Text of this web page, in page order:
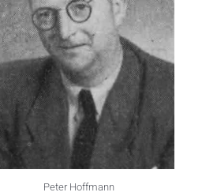
Peter Hoffmann